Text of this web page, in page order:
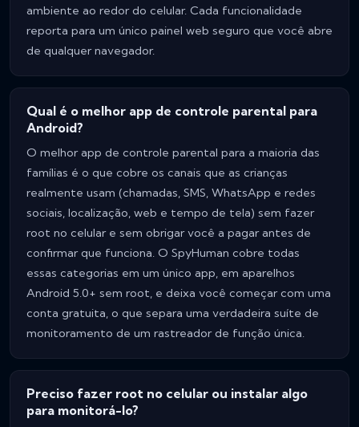
ambiente ao redor do celular. Cada funcionalidade
reporta para um único painel web seguro que você abre
de qualquer navegador.
Qual é o melhor app de controle parental para
Android?
O melhor app de controle parental para a maioria das
famílias é o que cobre os canais que as crianças
realmente usam (chamadas, SMS, WhatsApp e redes
sociais, localização, web e tempo de tela) sem fazer
root no celular e sem obrigar você a pagar antes de
confirmar que funciona. O SpyHuman cobre todas
essas categorias em um único app, em aparelhos
Android 5.0+ sem root, e deixa você começar com uma
conta gratuita, o que separa uma verdadeira suíte de
monitoramento de um rastreador de função única.
Preciso fazer root no celular ou instalar algo
para monitorá-lo?